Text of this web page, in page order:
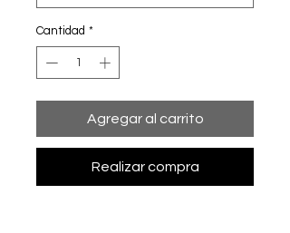
Cantidad *
Agregar al carrito
Realizar compra